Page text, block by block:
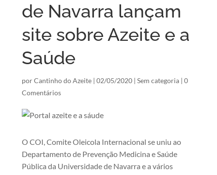
de Navarra lançam
site sobre Azeite e a
Saúde
porCantinho do Azeite| 02/05/2020| Sem categoria| 0
Comentários
O COI, Comite Oleicola Internacional se uniu ao
Departamento de Prevenção Medicina e Saúde
Pública da Universidade de Navarra e a vários